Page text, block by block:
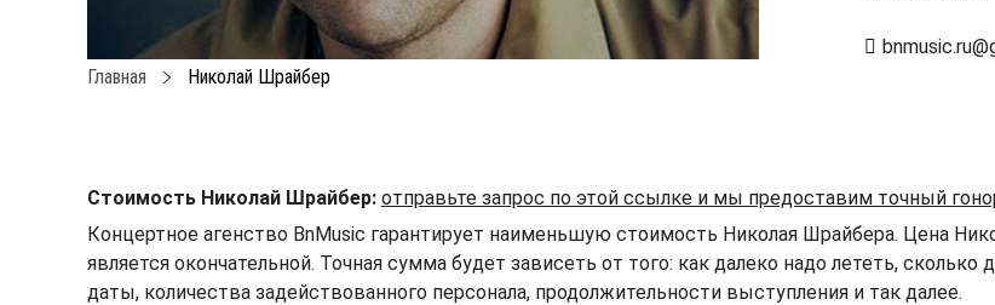
Главная Николай Шрайбер
Стоимость Николай Шрайбер: отправьте запрос по этой ссылке и мы предоставим точный
Концертное агенство BnMusic гарантирует наименьшую стоимость Николая Шрайбера. Цена
является окончательной. Точная сумма будет зависеть от того: как далеко надо лететь,
даты, количества задействованного персонала, продолжительности выступления и так далее.